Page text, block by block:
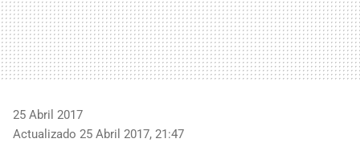
25 Abril 2017
Actualizado 25 Abril 2017, 21:47